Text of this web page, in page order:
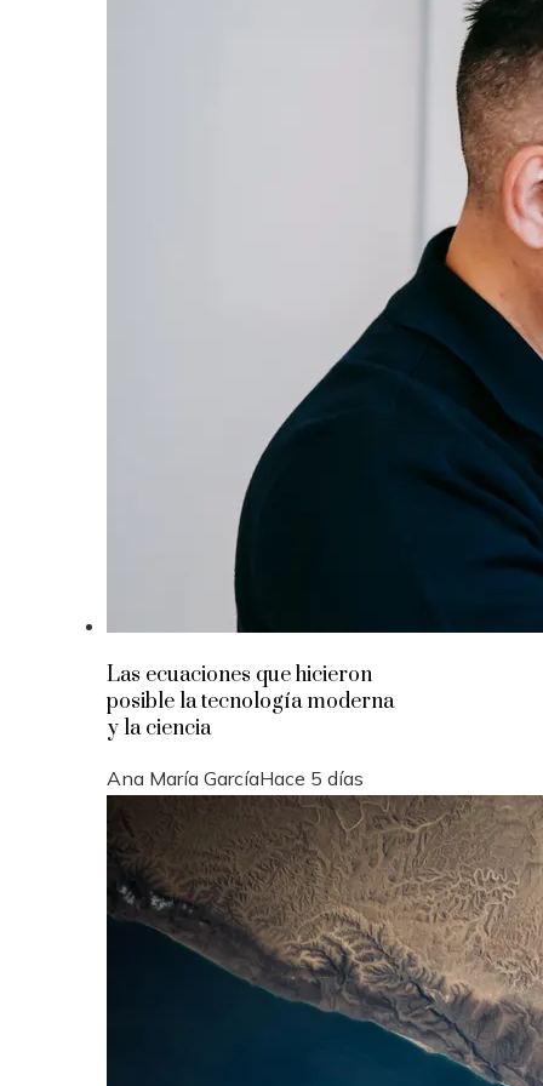
Las ecuaciones que hicieron
posible la tecnología moderna
y la ciencia
Ana María GarcíaHace 5 días